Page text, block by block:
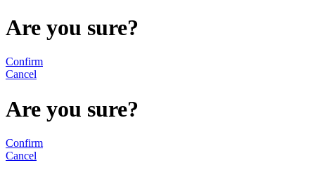
Are you sure?
Confirm
Cancel
Are you sure?
Confirm
Cancel